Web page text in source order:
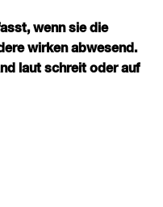
wenn sie die
wirken abwesend.
laut schreit oder auf